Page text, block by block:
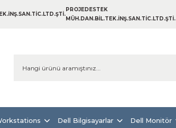
PROJEDESTEK
MÜH.DAN.BİL.TEK.İNŞ.SAN.TİC.LTD.ŞTİ.
Dell Bilgisayarlar Dell Monitör